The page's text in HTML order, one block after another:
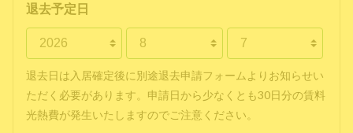
退去予定日
退去日は入居確定後に別途退去申請フォームよりお知らせい
ただく必要があります。申請日から少なくとも30日分の賃料
光熱費が発生いたしますのでご注意ください。